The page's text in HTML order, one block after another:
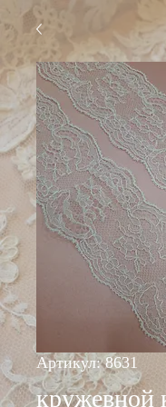
Артикул: 8631
кружевной